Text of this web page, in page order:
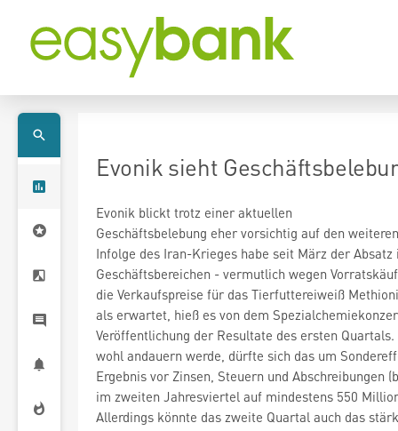
Evonik sieht
Evonik blickt trotz einer aktuellen
Geschäftsbelebung eher vorsichtig auf den
Infolge des Iran-Krieges habe seit März der Absatz
Geschäftsbereichen - vermutlich wegen
die Verkaufspreise für das Tierfuttereiweiß
als erwartet, hieß es von dem
Veröffentlichung der Resultate des ersten Quartals.
wohl andauern werde, dürfte sich das um
Ergebnis vor Zinsen, Steuern und Abschreibungen
im zweiten Jahresviertel auf mindestens 550
Allerdings könnte das zweite Quartal auch das